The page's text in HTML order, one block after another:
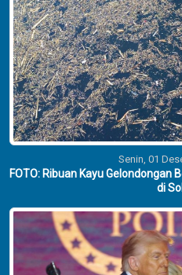
Senin, 01
FOTO: Ribuan Kayu Gelondongan
di